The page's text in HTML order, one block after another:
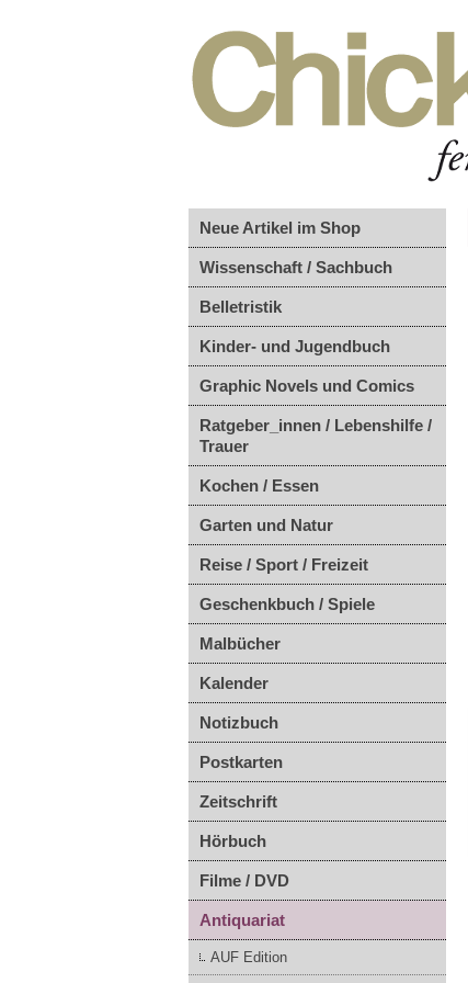
Neue Artikel im Shop
Wissenschaft / Sachbuch
Belletristik
Kinder- und Jugendbuch
Graphic Novels und Comics
Ratgeber_innen / Lebenshilfe /
Trauer
Kochen / Essen
Garten und Natur
Reise / Sport / Freizeit
Geschenkbuch / Spiele
Malbücher
Kalender
Notizbuch
Postkarten
Zeitschrift
Hörbuch
Filme / DVD
Antiquariat
AUF Edition